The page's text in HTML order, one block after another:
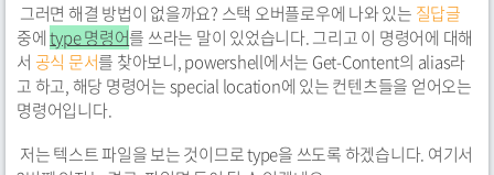
그러면 해결 방법이 없을까요? 스택 오버플로우에 나와 있는 질답글
중에type 명령어를 쓰라는 말이 있었습니다. 그리고 이 명령어에 대해
서 공식 문서를 찾아보니, powershell에서는 Get-Content의 alias라
고 하고, 해당 명령어는 special location에 있는 컨텐츠들을 얻어오는
명령어입니다.
저는 텍스트 파일을 보는 것이므로 type을 쓰도록 하겠습니다. 여기서